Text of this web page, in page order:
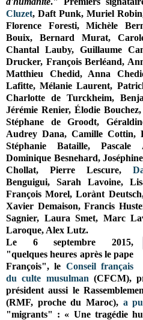
Cluzet, Daft Punk, Muriel
Florence Foresti, Michèle
Bouix, Bernard Murat,
Chantal Lauby, Guillaume
Drucker, François Berléand,
Matthieu Chedid, Anna
Lafitte, Mélanie Laurent,
Charlotte de Turckheim,
Jérémie Renier, Élodie
Stéphane de Groodt,
Audrey Dana, Camille Cottin,
Stéphanie Bataille,
Dominique Besnehard,
Chollat, Pierre Lescure,
Benguigui, Sarah Lavoine,
François Morel, Lorànt
Xavier Demaison, Francis
Sagnier, Laura Smet, Marc
Laroque, Alex Lutz.
Le 6 septembre 2015,
"quelques heures après le pape
François", le Conseil français
du culte musulman (CFCM),
président aussi le
(RMF, proche du Maroc), a
"migrants" : « Une tragédie